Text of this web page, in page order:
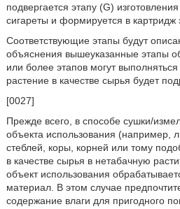
подвергается этапу (G)
сигареты и формируется в картридж
Соответствующие этапы будут
объяснения вышеуказанные этапы
или более этапов могут
растение в качестве сырья будет
[0027]
Прежде всего, в способе сушки/
объекта использования (например,
стеблей, коры, корней или тому
в качестве сырья в нетабачную
объект использования
материал. В этом случае
содержание влаги для пригодного